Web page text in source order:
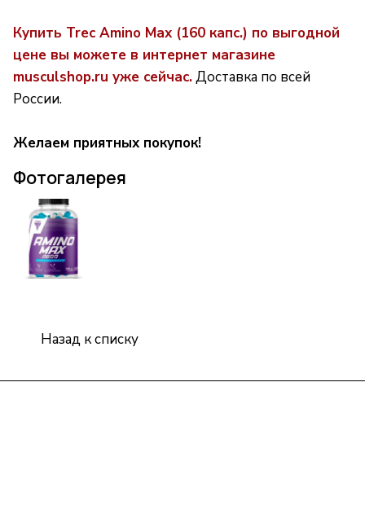
Купить Trec Amino Max (160 капс.) по выгодной
цене вы можете в интернет магазине
musculshop.ru уже сейчас.Доставка по всей
России.
Желаем приятных покупок!
Фотогалерея
Назад к списку